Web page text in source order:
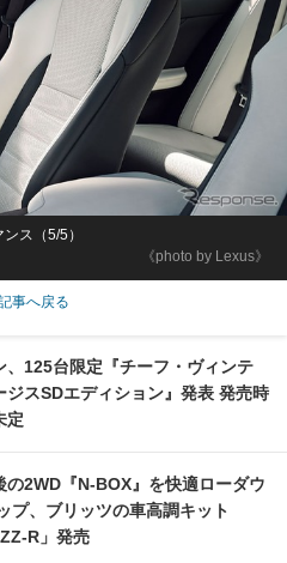
《photo by Lexus》
ス（5/5）
事へ戻る
、125台限定『チーフ・ヴィンテ
ジスSDエディション』発表 発売時
定
の2WD『N-BOX』を快適ローダウ
プ、ブリッツの車高調キット
ZZ-R」発売